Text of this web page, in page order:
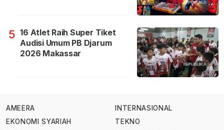
5 16 Atlet Raih Super Tiket
Audisi Umum PB Djarum
2026 Makassar
AMEERA
EKONOMI SYARIAH
INTERNASIONAL
TEKNO